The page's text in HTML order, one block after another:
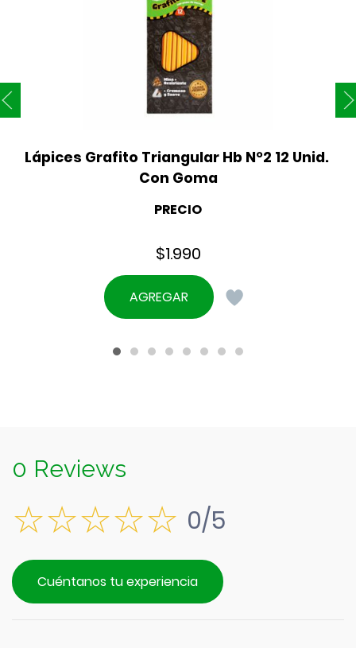
Lápices Grafito Triangular Hb N°2 12 Unid.
Con Goma
PRECIO
$1.990
AGREGAR
0 Reviews
0/5
Cuéntanos tu experiencia